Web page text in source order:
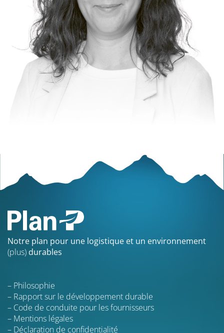
Notre plan pour une logistique et un environnement
(plus) durables
Philosophie
Rapport sur le développement durable
Code de conduite pour les fournisseurs
Mentions légales
Déclaration de confidentialité